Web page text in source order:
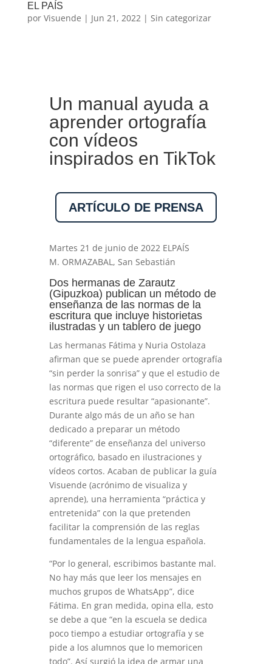
EL PAÍS
por Visuende | Jun 21, 2022| Sin categorizar
Un manual ayuda a
aprender ortografía
con vídeos
inspirados en TikTok
ARTÍCULO DE PRENSA
Martes 21 de junio de 2022 ELPAÍS
M. ORMAZABAL, San Sebastián
Dos hermanas de Zarautz
(Gipuzkoa) publican un método de
enseñanza de las normas de la
escritura que incluye historietas
ilustradas y un tablero de juego
Las hermanas Fátima y Nuria Ostolaza
afirman que se puede aprender ortografía
“sin perder la sonrisa” y que el estudio de
las normas que rigen el uso correcto de la
escritura puede resultar “apasionante”.
Durante algo más de un año se han
dedicado a preparar un método
“diferente” de enseñanza del universo
ortográfico, basado en ilustraciones y
vídeos cortos. Acaban de publicar la guía
Visuende (acrónimo de visualiza y
aprende), una herramienta “práctica y
entretenida” con la que pretenden
facilitar la comprensión de las reglas
fundamentales de la lengua española.
“Por lo general, escribimos bastante mal.
No hay más que leer los mensajes en
muchos grupos de WhatsApp”, dice
Fátima. En gran medida, opina ella, esto
se debe a que “en la escuela se dedica
poco tiempo a estudiar ortografía y se
pide a los alumnos que lo memoricen
todo”. Así surgió la idea de armar una